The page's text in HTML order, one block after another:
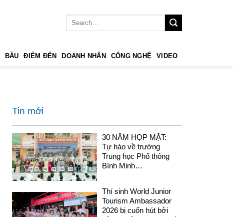
BẦU ĐIỂM ĐẾN DOANH NHÂN CÔNG NGHỆ VIDEO
Tin mới
30 NĂM HỌP MẶT:
Tự hào về trường
Trung học Phổ thông
Bình Minh…
Thí sinh World Junior
Tourism Ambassador
2026 bị cuốn hút bởi